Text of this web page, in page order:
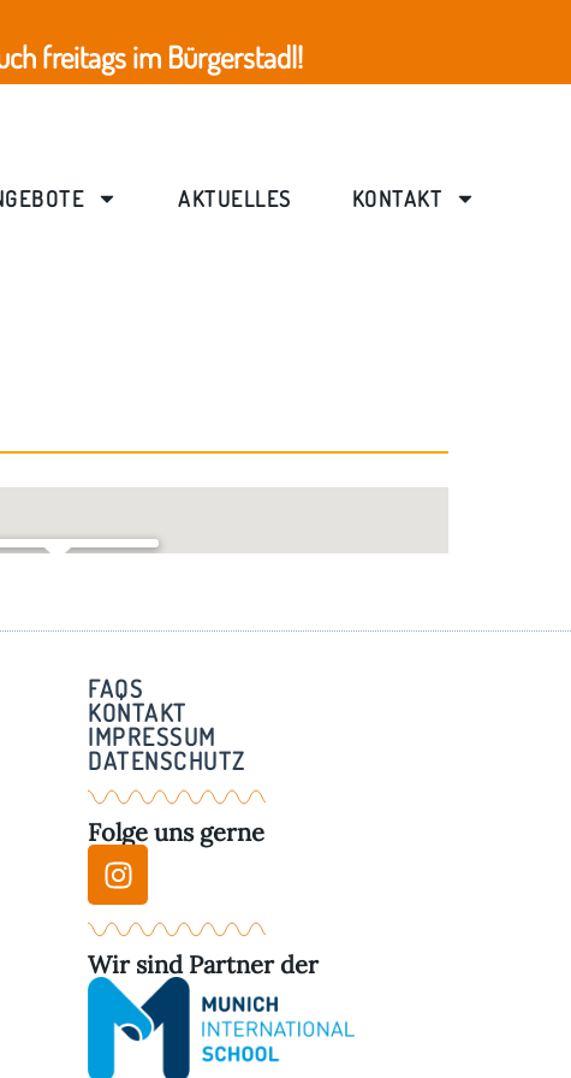
freitags im Bürgerstadl!
AKTUELLES KONTAKT
FAQS
KONTAKT
IMPRESSUM
DATENSCHUTZ
Folge uns gerne
Wir sind Partner der